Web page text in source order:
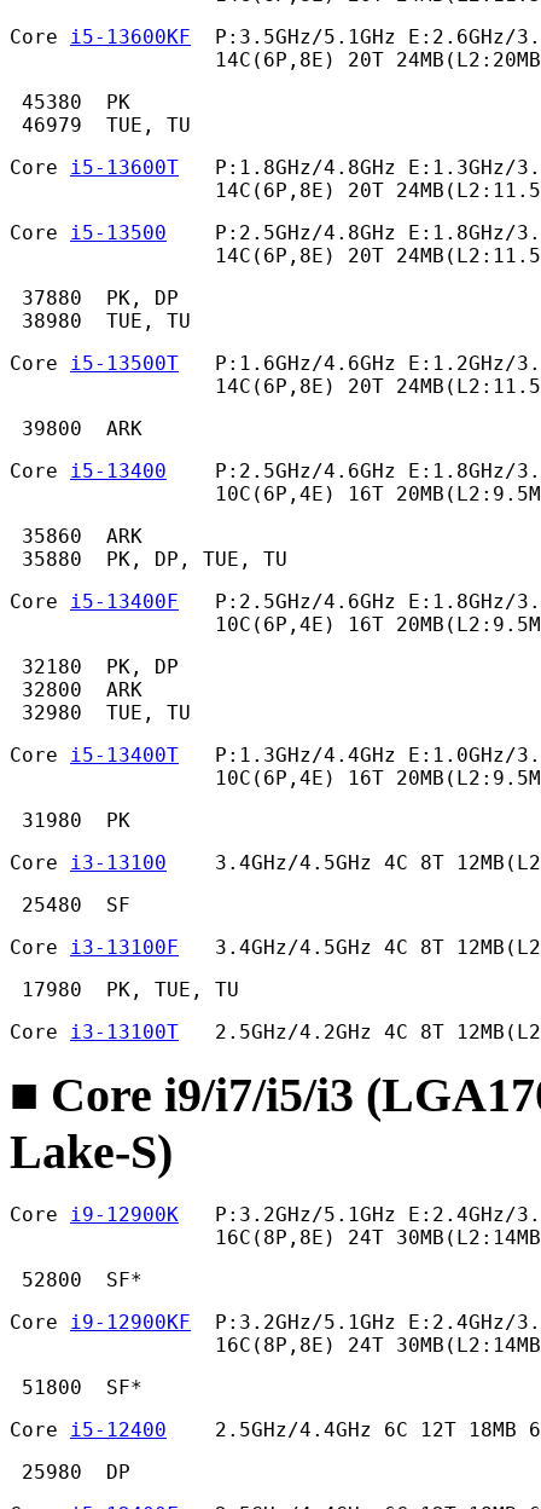
Core i5-13600KF
P:3.5GHz/5.1GHz E:2.6GHz/
14C(6P,8E) 20T
45380  PK
46979  TUE, TU
Core i5-13600T
P:1.8GHz/4.8GHz E:1.3GHz/
14C(6P,8E) 20T
Core i5-13500
P:2.5GHz/4.8GHz E:1.8GHz/
14C(6P,8E) 20T
37880  PK, DP
38980  TUE, TU
Core i5-13500T
P:1.6GHz/4.6GHz E:1.2GHz/
14C(6P,8E) 20T
39800  ARK
Core i5-13400
P:2.5GHz/4.6GHz E:1.8GHz/
10C(6P,4E) 16T
35860  ARK
35880  PK, DP, TUE, TU
Core i5-13400F
P:2.5GHz/4.6GHz E:1.8GHz/
10C(6P,4E) 16T
32180  PK, DP
32800  ARK
32980  TUE, TU
Core i5-13400T
P:1.3GHz/4.4GHz E:1.0GHz/
10C(6P,4E) 16T
31980  PK
Core i3-13100
3.4GHz/4.5GHz 4C 8T
25480  SF
Core i3-13100F
3.4GHz/4.5GHz 4C 8T
17980  PK, TUE, TU
Core i3-13100T
2.5GHz/4.2GHz 4C 8T
■ Core i9/i7/i5/i3
Lake-S)
Core i9-12900K
P:3.2GHz/5.1GHz E:2.4GHz/
16C(8P,8E) 24T
52800  SF*
Core i9-12900KF
P:3.2GHz/5.1GHz E:2.4GHz/
16C(8P,8E) 24T
51800  SF*
Core i5-12400
2.5GHz/4.4GHz 6C 12T 18MB
25980  DP